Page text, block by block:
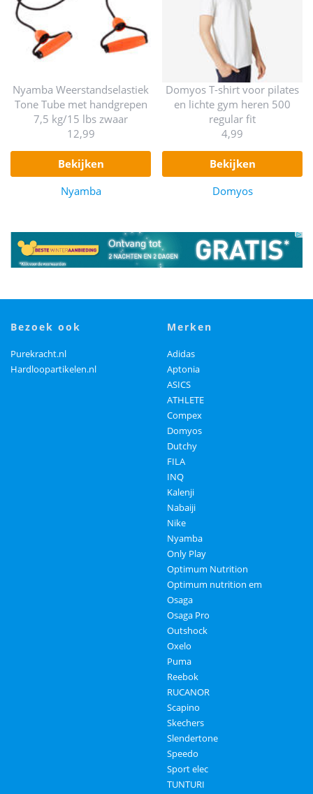
Nyamba Weerstandselastiek
Tone Tube met handgrepen
7,5 kg/15 lbs zwaar
12,99
bekijken
Nyamba
Domyos T-shirt voor pilates
en lichte gym heren 500
regular fit
4,99
bekijken
Domyos
bezoek ook
Purekracht.nl
Hardloopartikelen.nl
merken
Adidas
Aptonia
ASICS
ATHLETE
Compex
Domyos
Dutchy
FILA
INQ
Kalenji
Nabaiji
Nike
Nyamba
Only Play
Optimum Nutrition
Optimum nutrition em
Osaga
Osaga Pro
Outshock
Oxelo
Puma
Reebok
RUCANOR
Scapino
Skechers
Slendertone
Speedo
Sport elec
TUNTURI